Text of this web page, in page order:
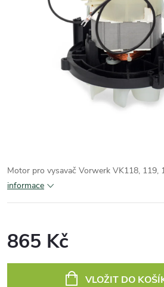
Motor pro vysavač Vorwerk VK118, 119,
informace
865 Kč
VLOŽIT DO